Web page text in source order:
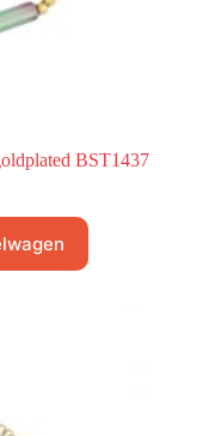
BST1437